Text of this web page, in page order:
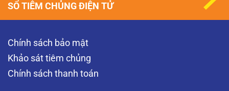
Chính sách bảo mật
Khảo sát tiêm chủng
Chính sách thanh toán
SỔ TIÊM CHỦNG ĐIỆN TỬ